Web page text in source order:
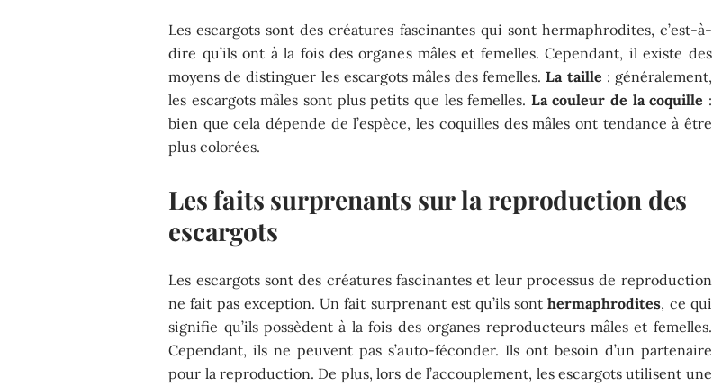
Les escargots sont des créatures fascinantes qui sont hermaphrodites, c’est-à-
dire qu’ils ont à la fois des organes mâles et femelles. Cependant, il existe des
moyens de distinguer les escargots mâles des femelles.La taille : généralement,
les escargots mâles sont plus petits que les femelles. La couleur de la coquille :
bien que cela dépende de l’espèce, les coquilles des mâles ont tendance à être
plus colorées.
Les faits surprenants sur la reproduction des
escargots
Les escargots sont des créatures fascinantes et leur processus de reproduction
ne fait pas exception. Un fait surprenant est qu’ils sonthermaphrodites, ce qui
signifie qu’ils possèdent à la fois des organes reproducteurs mâles et femelles.
Cependant, ils ne peuvent pas s’auto-féconder. Ils ont besoin d’un partenaire
pour la reproduction. De plus, lors de l’accouplement, les escargots utilisent une